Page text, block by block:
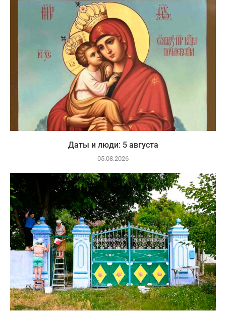
Даты и люди: 5 августа
05.08.2026